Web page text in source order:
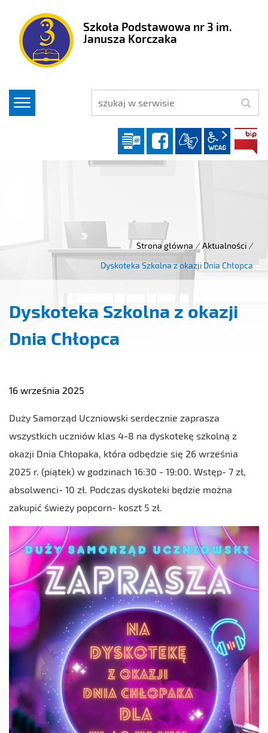
Szkoła Podstawowa nr 3 im.
Janusza Korczaka
szukaj
Dziennik elektroniczny
facebook
wcag2.1
Strona główna / Aktualności /
Dyskoteka Szkolna z okazji Dnia Chłopca
Dyskoteka Szkolna z okazji
Dnia Chłopca
16 września 2025
Duży Samorząd Uczniowski serdecznie zaprasza
wszystkich uczniów klas 4-8 na dyskotekę szkolną z
okazji Dnia Chłopaka, która odbędzie się 26 września
2025 r. (piątek) w godzinach 16:30 - 19:00. Wstęp- 7 zł,
absolwenci- 10 zł. Podczas dyskoteki będzie można
zakupić świeży popcorn- koszt 5 zł.